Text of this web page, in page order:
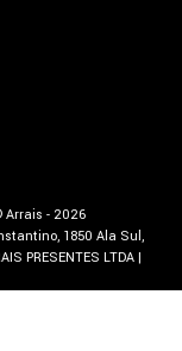
Arrais - 2026
1850 Ala Sul,
PRESENTES LTDA |